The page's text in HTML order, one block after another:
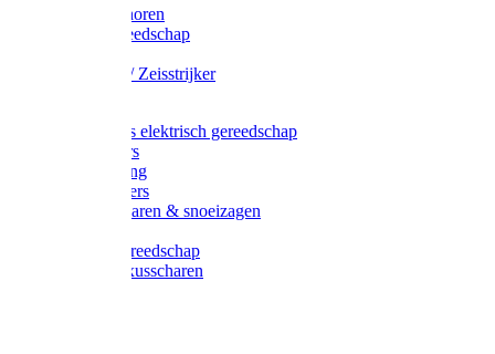
Zeis toebehoren
Baggergereedschap
Wetstenen / Zeisstrijker
Accessoires elektrisch gereedschap
Grasmaaiers
Tuinreiniging
Robotmaaiers
Heggenscharen & snoeizagen
Klussen gereedschap
Gras & buxusscharen